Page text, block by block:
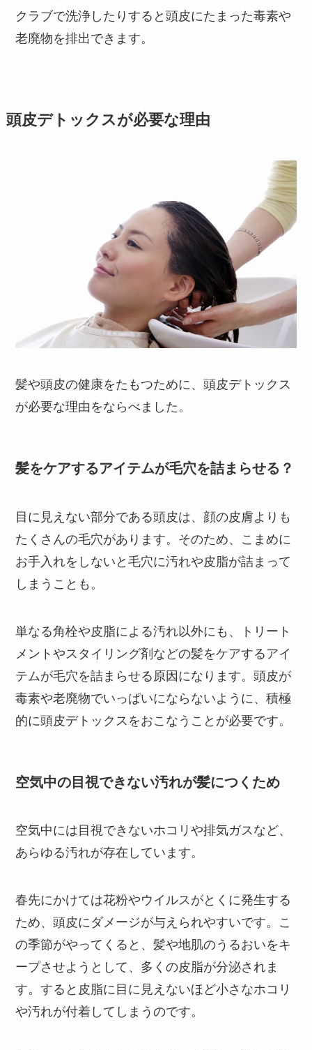
クラブで洗浄したりすると頭皮にたまった毒素や
老廃物を排出できます。
頭皮デトックスが必要な理由
髪や頭皮の健康をたもつために、頭皮デトックス
が必要な理由をならべました。
髪をケアするアイテムが毛穴を詰まらせる？
目に見えない部分である頭皮は、顔の皮膚よりも
たくさんの毛穴があります。そのため、こまめに
お手入れをしないと毛穴に汚れや皮脂が詰まって
しまうことも。
単なる角栓や皮脂による汚れ以外にも、トリート
メントやスタイリング剤などの髪をケアするアイ
テムが毛穴を詰まらせる原因になります。頭皮が
毒素や老廃物でいっぱいにならないように、積極
的に頭皮デトックスをおこなうことが必要です。
空気中の目視できない汚れが髪につくため
空気中には目視できないホコリや排気ガスなど、
あらゆる汚れが存在しています。
春先にかけては花粉やウイルスがとくに発生する
ため、頭皮にダメージが与えられやすいです。こ
の季節がやってくると、髪や地肌のうるおいをキ
ープさせようとして、多くの皮脂が分泌されま
す。すると皮脂に目に見えないほど小さなホコリ
や汚れが付着してしまうのです。